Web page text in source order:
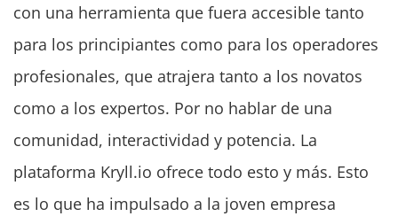
con una herramienta que fuera accesible tanto
para los principiantes como para los operadores
profesionales, que atrajera tanto a los novatos
como a los expertos. Por no hablar de una
comunidad, interactividad y potencia. La
plataforma Kryll.io ofrece todo esto y más. Esto
es lo que ha impulsado a la joven empresa